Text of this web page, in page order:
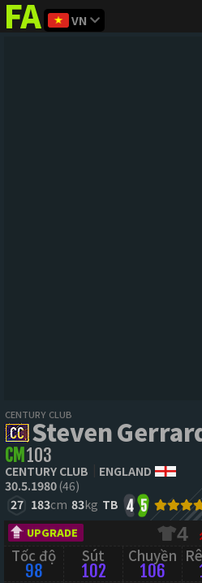
FIFAaddict
VN
CENTURY CLUB
Steven
CM 103
CENTURY CLUB
ENGLAND
30.5.1980(46)
27 183cm 83kg TB 4 5
UPGRADE 4
Tốc độ
98
Sút
102
Chuyền
106